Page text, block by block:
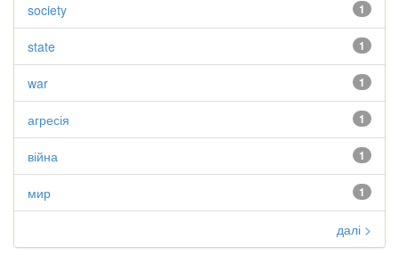
1
society
1
state
1
war
1
агресія
1
війна
1
мир
далі >